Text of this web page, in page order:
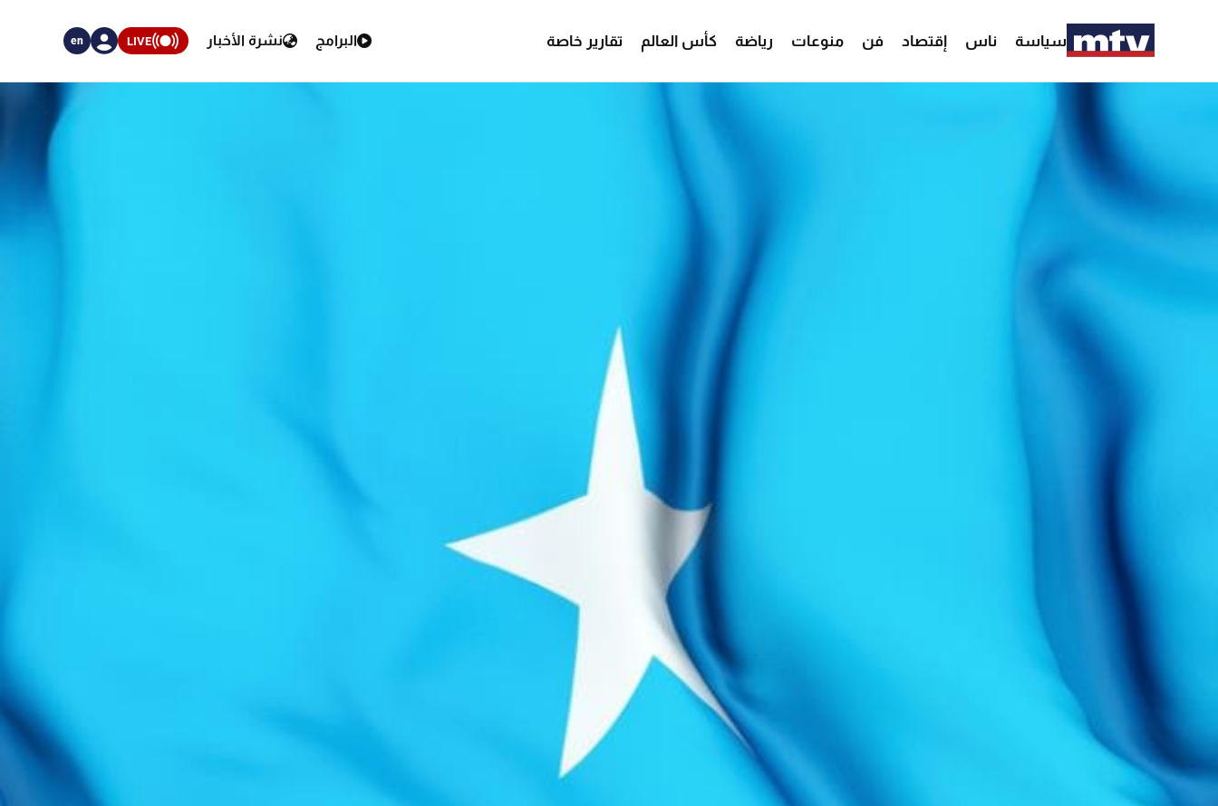
سياسة ناس إقتصاد فن منوعات رياضة كأس العالم تقارير خاصة البرامج نشرة الأخبار LIVE
en